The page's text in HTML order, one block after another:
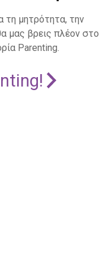
τη μητρότητα, την
μας βρεις πλέον στο
Parenting.